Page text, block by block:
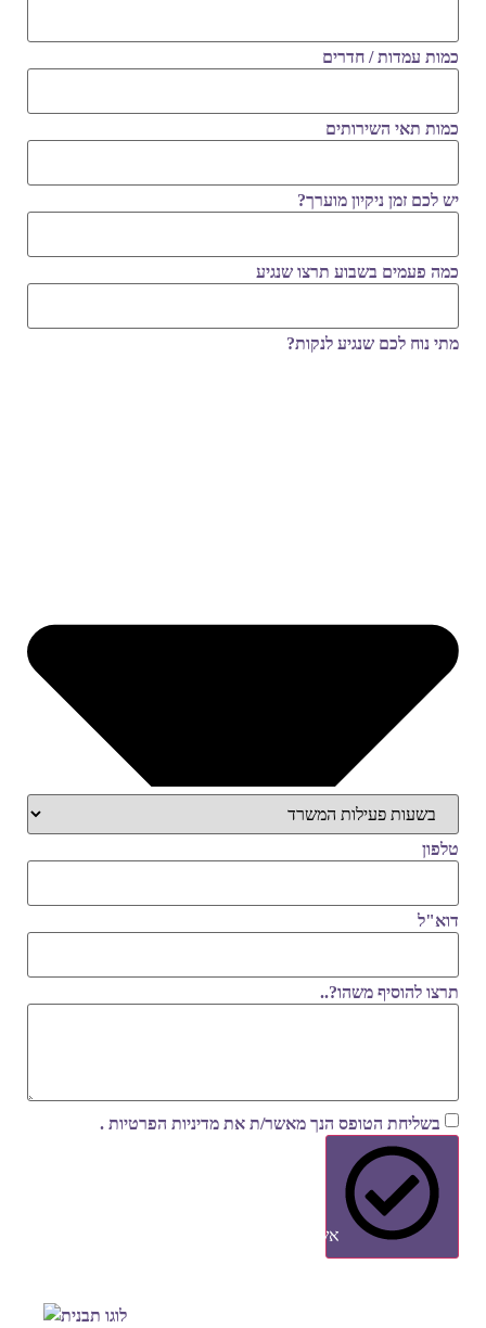
כמות עמדות / חדרים
כמות תאי השירותים
יש לכם זמן ניקיון מוערך?
כמה פעמים בשבוע תרצו שנגיע
מתי נוח לכם שנגיע לנקות?
טלפון
דוא"ל
תרצו להוסיף משהו?..
בשליחת הטופס הנך מאשר/ת את מדיניות הפרטיות .
אשמח להצעה